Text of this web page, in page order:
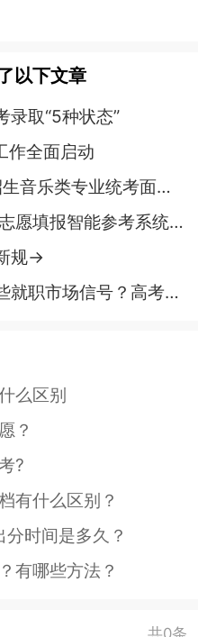
以下文章
录取“5种状态”
作全面启动
四川：2025年普通高校招生音乐类专业统考面试科目参考提醒
明起免费体验 河北省高考志愿填报智能参考系统将开放
规→
本科专业大调整，释放哪些就职市场信号？高考生怎么选？
么区别
？
?
有什么区别？
时间是多久？
有哪些方法？
共0条